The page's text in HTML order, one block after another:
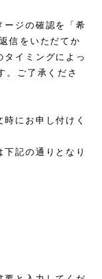
ジの確認を「希
信をいただてか
イミングによっ
。ご了承くださ
にお申し付けく
記の通りとなり